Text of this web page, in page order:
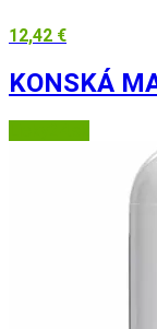
12,42 €
KONSKÁ